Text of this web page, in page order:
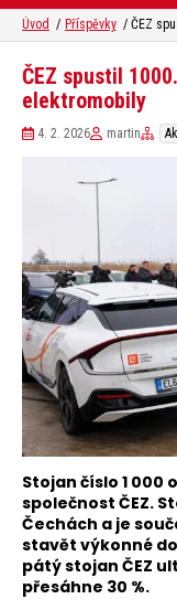
Úvod Příspěvky
ČEZ spustil
elektromobily
4. 2. 2026 martin
Stojan číslo 1 000
společnost ČEZ.
Čechách a je
stavět výkonné
pátý stojan ČEZ
přesáhne 30 %.